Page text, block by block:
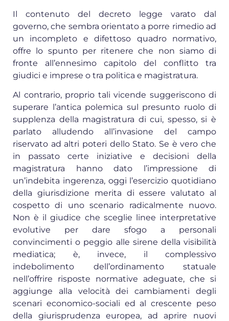
Il contenuto del decreto legge varato dal
governo, che sembra orientato a porre rimedio ad
un incompleto e difettoso quadro normativo,
offre lo spunto per ritenere che non siamo di
fronte all’ennesimo capitolo del conflitto tra
giudici e imprese o tra politica e magistratura.
Al contrario, proprio tali vicende suggeriscono di
superare l’antica polemica sul presunto ruolo di
supplenza della magistratura di cui, spesso, si è
parlato alludendo all’invasione del campo
riservato ad altri poteri dello Stato. Se è vero che
in passato certe iniziative e decisioni della
magistratura hanno dato l’impressione di
un’indebita ingerenza, oggi l’esercizio quotidiano
della giurisdizione merita di essere valutato al
cospetto di uno scenario radicalmente nuovo.
Non è il giudice che sceglie linee interpretative
evolutive per dare sfogo a personali
convincimenti o peggio alle sirene della visibilità
mediatica; è, invece, il complessivo
indebolimento dell’ordinamento statuale
nell’offrire risposte normative adeguate, che si
aggiunge alla velocità dei cambiamenti degli
scenari economico-sociali ed al crescente peso
della giurisprudenza europea, ad aprire nuovi